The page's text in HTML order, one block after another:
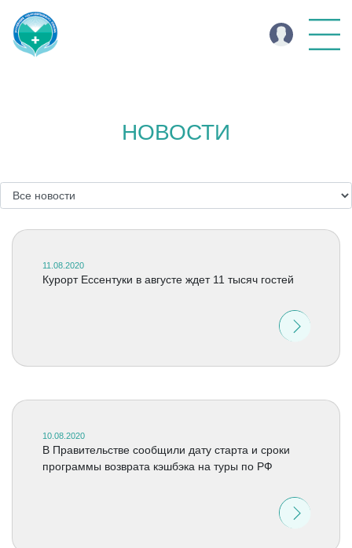
НОВОСТИ
11.08.2020
Курорт Ессентуки в августе ждет 11 тысяч гостей
10.08.2020
В Правительстве сообщили дату старта и сроки
программы возврата кэшбэка на туры по РФ